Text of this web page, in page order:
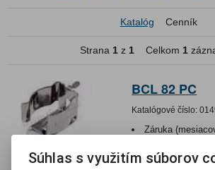
Katalóg Cenník
Strana 1 z 1 Celkom 1
BCL 82 PC
Katalógové číslo:
Záruka
Termín
LIESKOVEC:3
Súhlas s využitím súborov